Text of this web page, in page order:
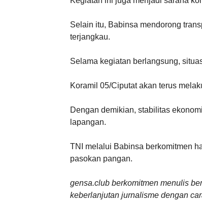
Selain itu, Babinsa mendorong
terjangkau.
Selama kegiatan berlangsung,
Koramil 05/Ciputat akan terus
Dengan demikian, stabilitas
lapangan.
TNI melalui Babinsa berkomitmen
pasokan pangan.
gensa.club berkomitmen menulis
keberlanjutan jurnalisme dengan